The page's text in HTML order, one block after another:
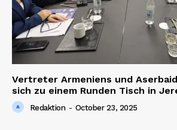
Vertreter Armeniens und
sich zu einem Runden Tisch in
Redaktion - October 23, 2025